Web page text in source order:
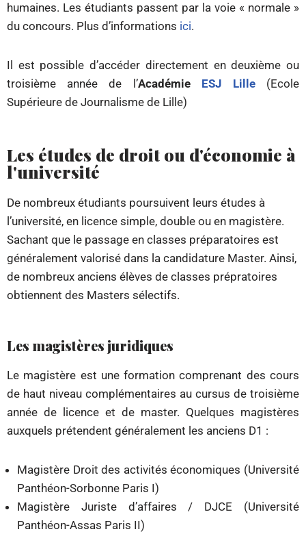
humaines. Les étudiants passent par la voie « normale »
du concours. Plus d’informations ici.
Il est possible d’accéder directement en deuxième ou
troisième année de l’Académie ESJ Lille(Ecole
Supérieure de Journalisme de Lille)
Les études de droit ou d'économie à
l'université
De nombreux étudiants poursuivent leurs études à
l’université, en licence simple, double ou en magistère.
Sachant que le passage en classes préparatoires est
généralement valorisé dans la candidature Master. Ainsi,
de nombreux anciens élèves de classes prépratoires
obtiennent des Masters sélectifs.
Les magistères juridiques
Le magistère est une formation comprenant des cours
de haut niveau complémentaires au cursus de troisième
année de licence et de master. Quelques magistères
auxquels prétendent généralement les anciens D1 :
Magistère Droit des activités économiques (Université
Panthéon-Sorbonne Paris I)
Magistère Juriste d’affaires / DJCE (Université
Panthéon-Assas Paris II)